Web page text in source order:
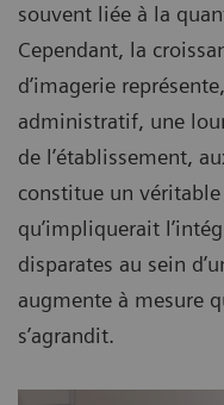
souvent liée à la
Cependant, la
d’imagerie
administratif, une
de l’établissement,
constitue un
qu’impliquerait
disparates au sein
augmente à mesure
s’agrandit.